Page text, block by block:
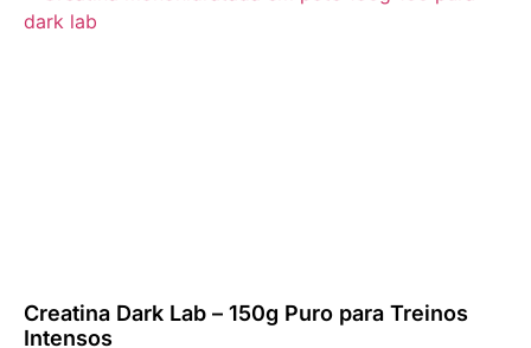
Creatina Dark Lab – 150g Puro para Treinos
Intensos